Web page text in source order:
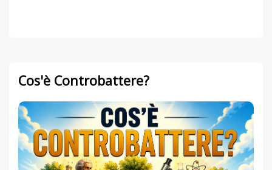
Cos'è Controbattere?